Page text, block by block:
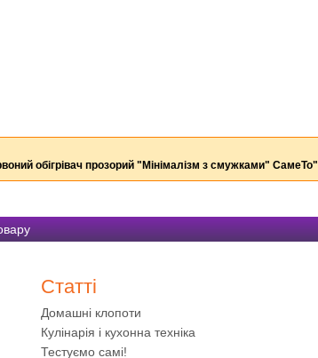
обігрівач прозорий "Мінімалізм з смужками" СамеТо"
Статті
Домашні клопоти
Кулінарія і кухонна техніка
Тестуємо самі!